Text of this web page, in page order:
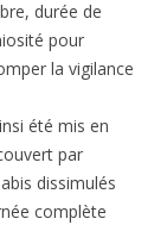
durée de
pour
la vigilance
été mis en
par
dissimulés
complète